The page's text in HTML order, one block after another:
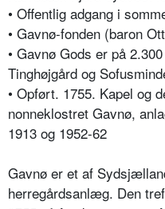
• Offentlig adgang i
• Gavnø-fonden (baron
• Gavnø Gods er på
Tinghøjgård og
• Opført. 1755. Kapel og
nonneklostret Gavnø,
1913 og 1952-62
Gavnø er et af
herregårdsanlæg. Den